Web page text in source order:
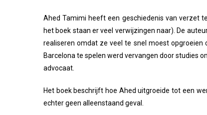
Ahed Tamimi heeft een geschiedenis van verzet
het boek staan er veel verwijzingen naar). De
realiseren omdat ze veel te snel moest
Barcelona te spelen werd vervangen door studies
advocaat.
Het boek beschrijft hoe Ahed uitgroeide tot een
echter geen alleenstaand geval.